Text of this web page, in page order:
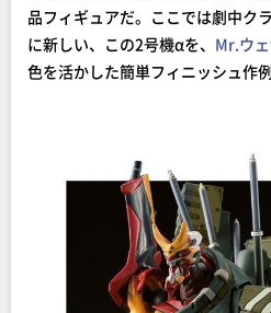
品フィギュアだ。ここでは劇中ク
に新しい、この2号機αを、 Mr.ウ
色を活かした簡単フィニッシュ作